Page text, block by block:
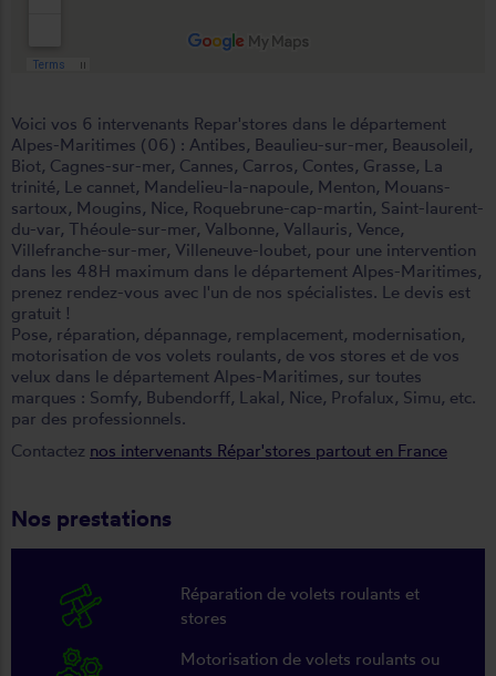
Voici vos 6 intervenants Repar'stores dans le département
Alpes-Maritimes (06) : Antibes, Beaulieu-sur-mer, Beausoleil ,
Biot, Cagnes-sur-mer, Cannes, Carros, Contes, Grasse, La
trinité, Le cannet, Mandelieu-la-napoule, Menton, Mouans-
sartoux, Mougins, Nice, Roquebrune-cap-martin, Saint-laurent-
du-var, Théoule-sur-mer, Valbonne, Vallauris, Vence,
Villefranche-sur-mer, Villeneuve-loubet, pour une intervention
dans les 48H maximum dans le département Alpes-Maritimes,
prenez rendez-vous avec l'un de nos spécialistes. Le devis est
gratuit !
Pose, réparation, dépannage, remplacement, modernisation,
motorisation de vos volets roulants, de vos stores et de vos
velux dans le département Alpes-Maritimes, sur toutes
marques : Somfy, Bubendorff, Lakal, Nice, Profalux, Simu, etc.
par des professionnels.
Contactez nos intervenants Répar'stores partout en France
Nos prestations
Réparation de volets roulants et
stores
Motorisation de volets roulants ou